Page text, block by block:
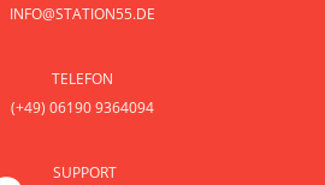
INFO@STATION55.DE
TELEFON
(+49) 06190 9364094
SUPPORT